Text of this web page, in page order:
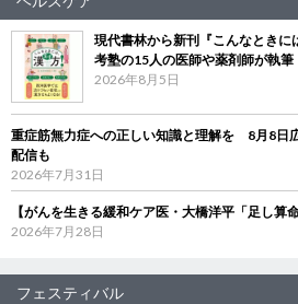
現代書林から新刊『こんなとき
考塾の15人の医師や薬剤師が執筆
2026年8月5日
重症筋無力症への正しい知識と理解を 8月8日
配信も
2026年7月31日
【がんを生きる緩和ケア医・大橋洋平「足し算
2026年7月28日
フェスティバル